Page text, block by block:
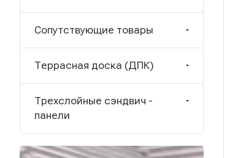
Сопутствующие товары
Террасная доска (ДПК)
Трехслойные сэндвич -
панели